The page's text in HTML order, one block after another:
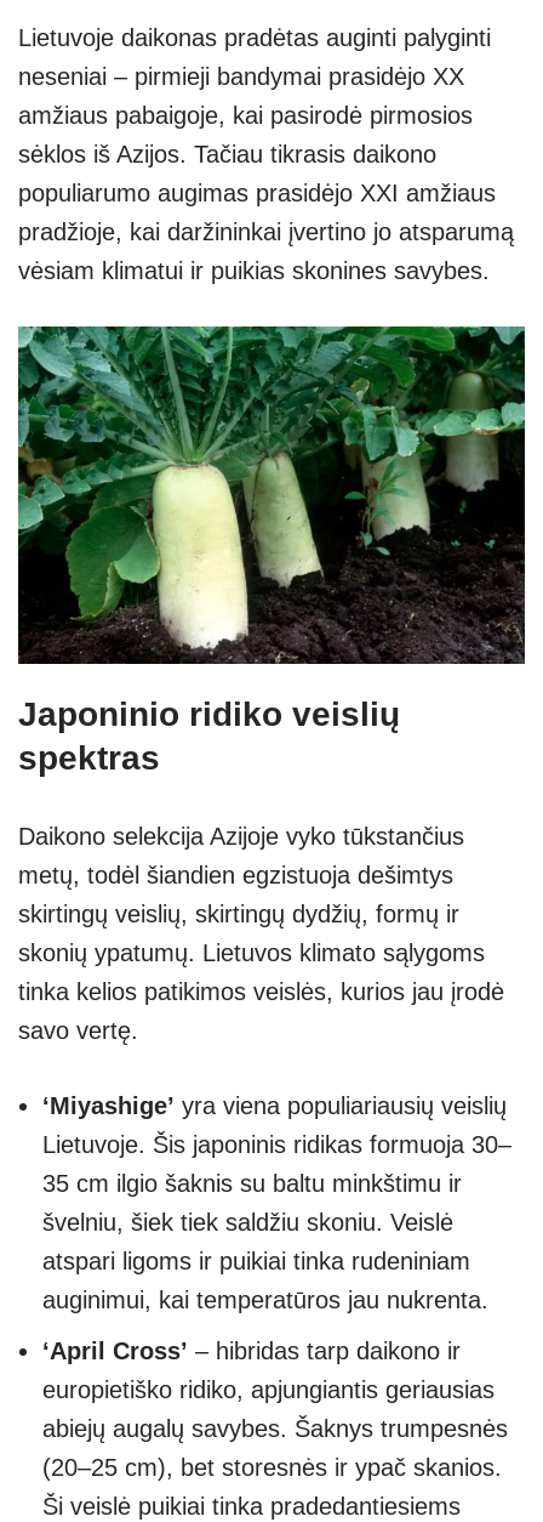
Lietuvoje daikonas pradėtas auginti palyginti
neseniai – pirmieji bandymai prasidėjo XX
amžiaus pabaigoje, kai pasirodė pirmosios
sėklos iš Azijos. Tačiau tikrasis daikono
populiarumo augimas prasidėjo XXI amžiaus
pradžioje, kai daržininkai įvertino jo atsparumą
vėsiam klimatui ir puikias skonines savybes.
Japoninio ridiko veislių
spektras
Daikono selekcija Azijoje vyko tūkstančius
metų, todėl šiandien egzistuoja dešimtys
skirtingų veislių, skirtingų dydžių, formų ir
skonių ypatumų. Lietuvos klimato sąlygoms
tinka kelios patikimos veislės, kurios jau įrodė
savo vertę.
‘Miyashige’ yra viena populiariausių veislių
Lietuvoje. Šis japoninis ridikas formuoja 30–
35 cm ilgio šaknis su baltu minkštimu ir
švelniu, šiek tiek saldžiu skoniu. Veislė
atspari ligoms ir puikiai tinka rudeniniam
auginimui, kai temperatūros jau nukrenta.
‘April Cross’ – hibridas tarp daikono ir
europietiško ridiko, apjungiantis geriausias
abiejų augalų savybes. Šaknys trumpesnės
(20–25 cm), bet storesnės ir ypač skanios.
Ši veislė puikiai tinka pradedantiesiems